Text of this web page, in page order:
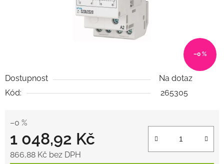
Dostupnost
Na dotaz
Kód:
265305
–0 %
1 048,92 Kč
866,88 Kč bez DPH
–0 %